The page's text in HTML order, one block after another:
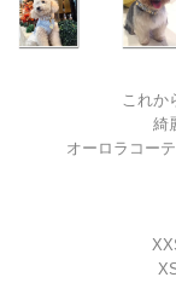
これか
綺
オーロラコー